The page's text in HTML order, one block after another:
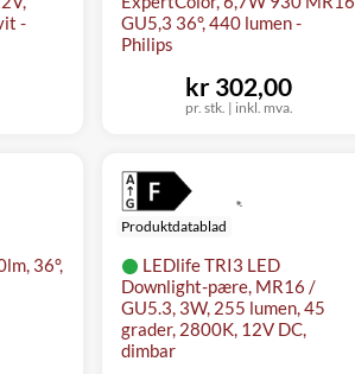
-
GU5,3 36°, 440 lumen -
Philips
pr. stk. | inkl. mva.
kr 302,00
36°,
LEDlife TRI3 LED
Downlight-pære, MR16 /
GU5.3, 3W, 255 lumen, 45
grader, 2800K, 12V DC,
dimbar
Produktdatablad